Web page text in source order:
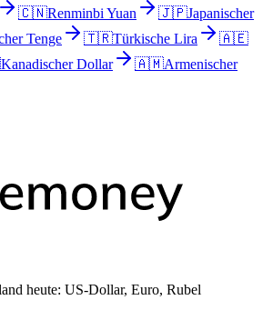
🇨🇳Renminbi Yuan 🇯🇵Japanischer
Tenge 🇹🇷Türkische Lira
🇦🇪
Kanadischer Dollar 🇦🇲Armenischer
heute: US-Dollar, Euro, Rubel